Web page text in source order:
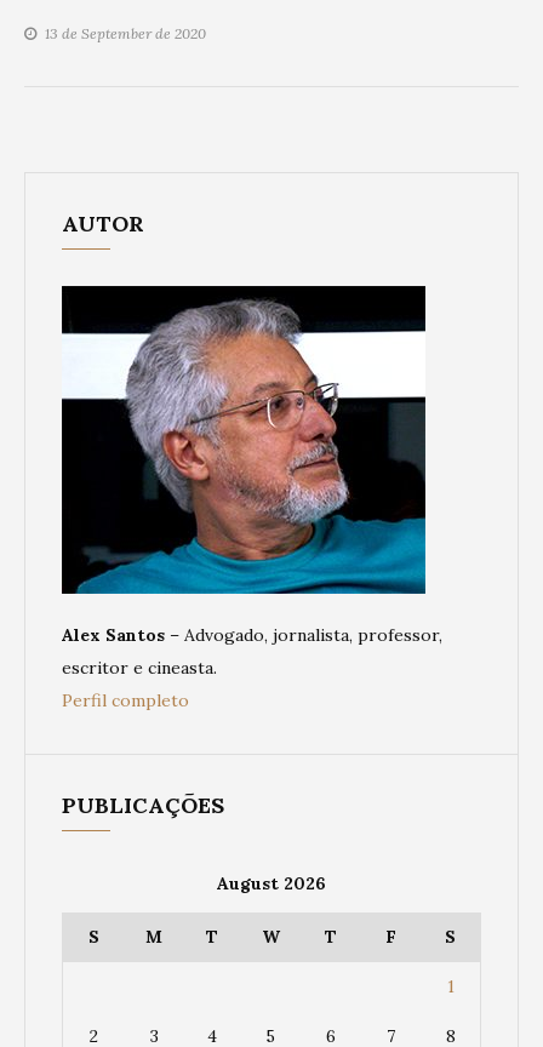
13 de September de 2020
AUTOR
Alex Santos – Advogado, jornalista, professor,
escritor e cineasta.
Perfil completo
PUBLICAÇÕES
August 2026
S M T W T F S
1
2 3 4 5 6 7 8